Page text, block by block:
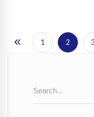
1 2
for: